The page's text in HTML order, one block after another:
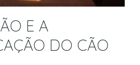
E A
DO CÃO